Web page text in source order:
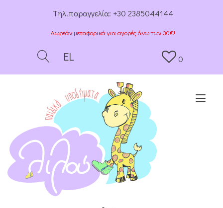
Tηλ.παραγγελία: +30 2385044144
Δωρεάν μεταφορικά για αγορές άνω των 30€!
EL 0